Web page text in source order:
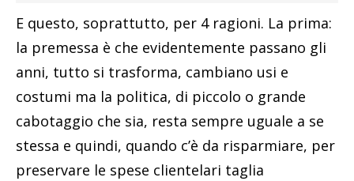
E questo, soprattutto, per 4 ragioni. La prima:
la premessa è che evidentemente passano gli
anni, tutto si trasforma, cambiano usi e
costumi ma la politica, di piccolo o grande
cabotaggio che sia, resta sempre uguale a se
stessa e quindi, quando c’è da risparmiare, per
preservare le spese clientelari taglia